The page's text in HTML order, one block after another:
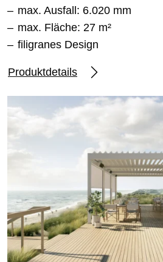
max. Ausfall: 6.020 mm
max. Fläche: 27 m²
filigranes Design
Produktdetails